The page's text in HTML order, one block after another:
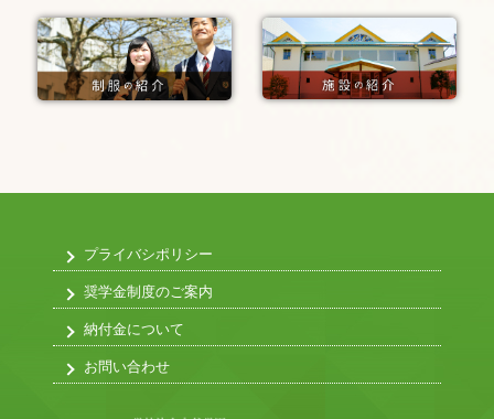
プライバシポリシー
奨学金制度のご案内
納付金について
お問い合わせ